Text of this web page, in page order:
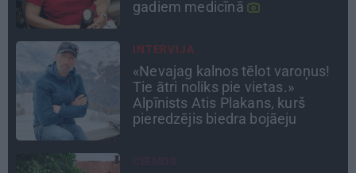
DZĪVESSTĀSTS
Stāsts, kas pārspēj kino
scenārijus: Kā Liepājas zēns
Volfs Ruvinskis kļuva par
Meksikas superzvaigzni